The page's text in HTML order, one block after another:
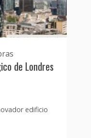
de Londres
edificio